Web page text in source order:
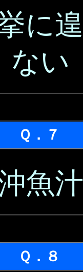
に
ない
Ｑ．７
魚汁
Ｑ．８